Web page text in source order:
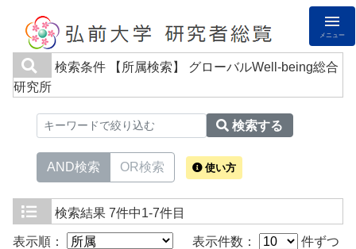
メニュー
検索条件
【所属検索】 グローバルWell-being総合
研究所
検索する
AND検索 OR検索 使い方
検索結果 7件中1-7件目
表示順： 表示件数： 件ずつ